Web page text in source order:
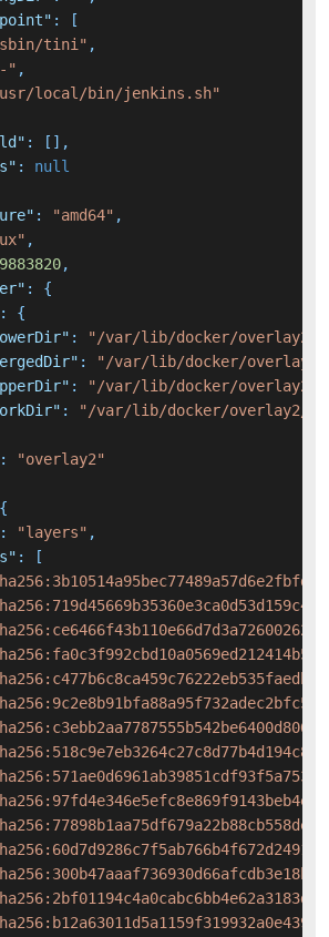
:
[
tini" ,
" ,
local/bin/jenkins.sh"
: [ ] ,
:
null
: "amd64" ,
,
,
:
{
:
{
:
"/var/lib/docker/overlay2/
:
"/var/lib/docker/overlay2/
:
"/var/lib/docker/overlay2/
:
"/var/lib/docker/overlay2/
:
"overlay2"
{
: "layers" ,
:
[